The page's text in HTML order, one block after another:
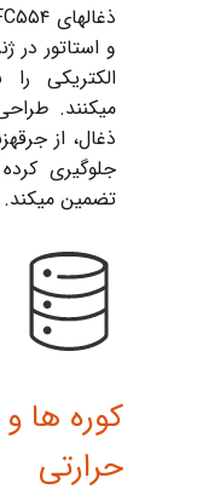
و استاتور در
الکتریکی
میکنند.
ذغال، از
جلوگیری
تضمین میکند.
کوره ها
حرارتی